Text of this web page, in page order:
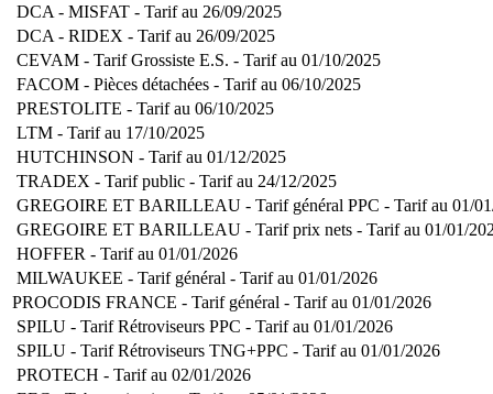
DCA - MISFAT - Tarif au 26/09/2025
DCA - RIDEX - Tarif au 26/09/2025
CEVAM - Tarif Grossiste E.S. - Tarif au 01/10/2025
FACOM - Pièces détachées - Tarif au 06/10/2025
PRESTOLITE - Tarif au 06/10/2025
LTM - Tarif au 17/10/2025
HUTCHINSON - Tarif au 01/12/2025
TRADEX - Tarif public - Tarif au 24/12/2025
GREGOIRE ET BARILLEAU - Tarif général PPC - Tarif au 01/
GREGOIRE ET BARILLEAU - Tarif prix nets - Tarif au 01/01/
HOFFER - Tarif au 01/01/2026
MILWAUKEE - Tarif général - Tarif au 01/01/2026
PROCODIS FRANCE - Tarif général - Tarif au 01/01/2026
SPILU - Tarif Rétroviseurs PPC - Tarif au 01/01/2026
SPILU - Tarif Rétroviseurs TNG+PPC - Tarif au 01/01/2026
PROTECH - Tarif au 02/01/2026